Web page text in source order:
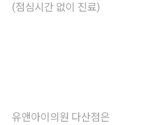
(점심시간 없이 진료)
유앤아이의원 다산점은